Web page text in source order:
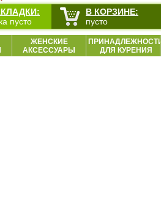
ЖЕНСКИЕ
АКСЕССУАРЫ
ПРИНАДЛЕЖНОСТИ
ДЛЯ КУРЕНИЯ
пусто
В КОРЗИНЕ:
пусто